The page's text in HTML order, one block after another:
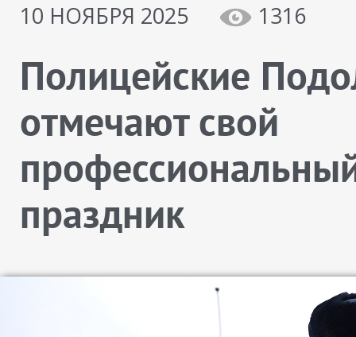
10 НОЯБРЯ 2025
1316
Полицейские
отмечают свой
праздник